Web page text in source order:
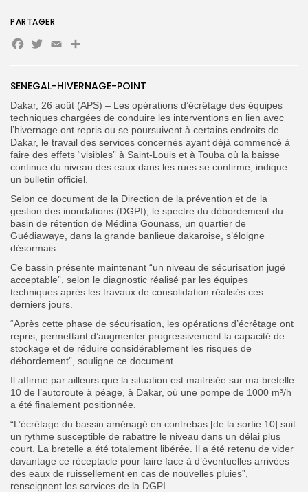
Search
for:
FR
SENEGAL-HIVERNAGE-POINT
Dakar, 26 août (APS) – Les opérations d’écrêtage des équipes
techniques chargées de conduire les interventions en lien avec
l’hivernage ont repris ou se poursuivent à certains endroits de
Dakar, le travail des services concernés ayant déjà commencé à
faire des effets “visibles” à Saint-Louis et à Touba où la baisse
continue du niveau des eaux dans les rues se confirme, indique
un bulletin officiel.
Selon ce document de la Direction de la prévention et de la
gestion des inondations (DGPI), le spectre du débordement du
basin de rétention de Médina Gounass, un quartier de
Guédiawaye, dans la grande banlieue dakaroise, s’éloigne
désormais.
Ce bassin présente maintenant “un niveau de sécurisation jugé
acceptable”, selon le diagnostic réalisé par les équipes
techniques après les travaux de consolidation réalisés ces
derniers jours.
“Après cette phase de sécurisation, les opérations d’écrêtage ont
repris, permettant d’augmenter progressivement la capacité de
stockage et de réduire considérablement les risques de
débordement”, souligne ce document.
Il affirme par ailleurs que la situation est maitrisée sur ma bretelle
10 de l’autoroute à péage, à Dakar, où une pompe de 1000 m³/h
a été finalement positionnée.
“L’écrêtage du bassin aménagé en contrebas [de la sortie 10] suit
un rythme susceptible de rabattre le niveau dans un délai plus
court. La bretelle a été totalement libérée. Il a été retenu de vider
davantage ce réceptacle pour faire face à d’éventuelles arrivées
des eaux de ruissellement en cas de nouvelles pluies”,
renseignent les services de la DGPI.
PARTAGER
Facebook
Twitter
EmailPartager